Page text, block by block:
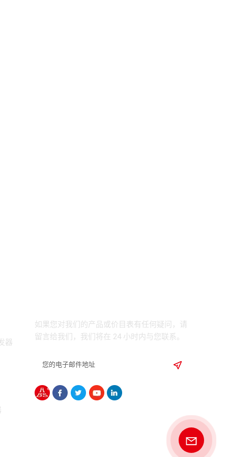
器
如果您对我们的产品或价目表有任何疑问，请
留言给我们，我们将在 24 小时内与您联系。